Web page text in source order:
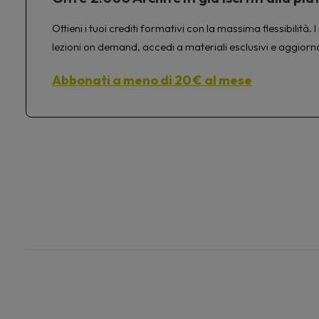
Ottieni i tuoi crediti formativi con la massima
lezioni on demand, accedi a materiali esclusivi e
Abbonati a meno di 20 € al mese